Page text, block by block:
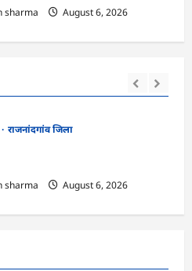
sharma
August 6, 2026
राजनांदगांव जिला
sharma
August 6, 2026